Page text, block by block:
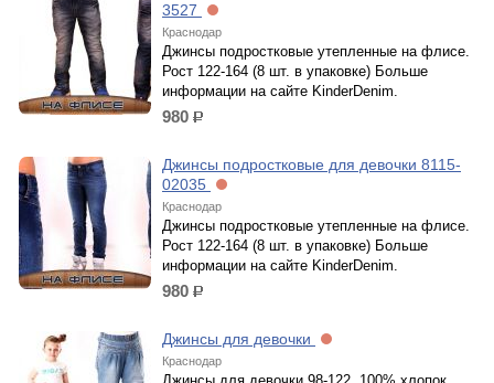
3527
Краснодар
Джинсы подростковые утепленные на флисе.
Рост 122-164 (8 шт. в упаковке) Больше
информации на сайте KinderDenim.
980 р.
Джинсы подростковые для девочки 8115-
02035
Краснодар
Джинсы подростковые утепленные на флисе.
Рост 122-164 (8 шт. в упаковке) Больше
информации на сайте KinderDenim.
980 р.
Джинсы для девочки
Краснодар